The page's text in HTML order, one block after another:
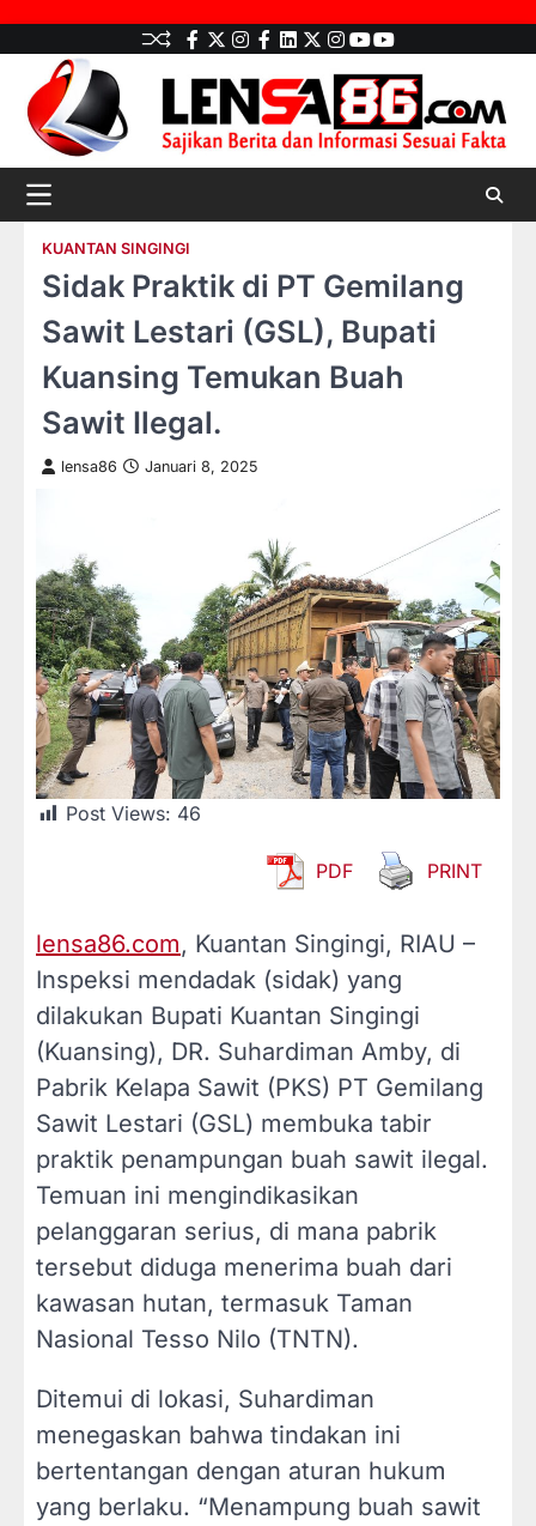
content
facebook
Twitter
instagram
Facebook
LinkedIn
twitter
Instagram
youtube
youtube
KUANTAN SINGINGI
Sidak Praktik di PT Gemilang
Sawit Lestari (GSL), Bupati
Kuansing Temukan Buah
Sawit Ilegal.
lensa86 Januari 8, 2025
Post Views: 46
PDF PRINT
lensa86.com, Kuantan Singingi, RIAU –
Inspeksi mendadak (sidak) yang
dilakukan Bupati Kuantan Singingi
(Kuansing), DR. Suhardiman Amby, di
Pabrik Kelapa Sawit (PKS) PT Gemilang
Sawit Lestari (GSL) membuka tabir
praktik penampungan buah sawit ilegal.
Temuan ini mengindikasikan
pelanggaran serius, di mana pabrik
tersebut diduga menerima buah dari
kawasan hutan, termasuk Taman
Nasional Tesso Nilo (TNTN).
Ditemui di lokasi, Suhardiman
menegaskan bahwa tindakan ini
bertentangan dengan aturan hukum
yang berlaku. “Menampung buah sawit